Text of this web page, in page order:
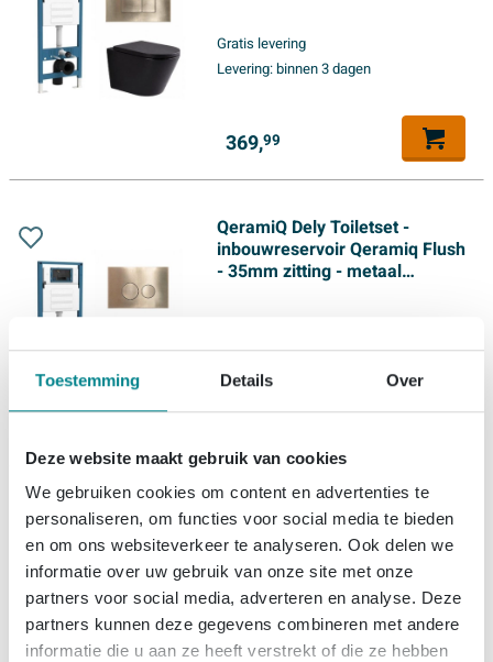
Toestemming Details Over
Deze website maakt gebruik van cookies
We gebruiken cookies om content en advertenties te
personaliseren, om functies voor social media te bieden
en om ons websiteverkeer te analyseren. Ook delen we
informatie over uw gebruik van onze site met onze
partners voor social media, adverteren en analyse. Deze
partners kunnen deze gegevens combineren met andere
informatie die u aan ze heeft verstrekt of die ze hebben
knoppen - mat zwart
Gratis levering
Levering:binnen 3 dagen
369,99
QeramiQ Dely Toiletset -
inbouwreservoir Qeramiq Flush
- 35mm zitting - metaal
Levering:binnen 3 dagen
QeramiQ Dely Toiletset -
inbouwreservoir Qeramiq Flush
- 35mm zitting - metaal
gunmetal bedieningsplaat -
rechthoekige knoppen - mat
zwart
Gratis levering
Levering:
binnen 3 dagen